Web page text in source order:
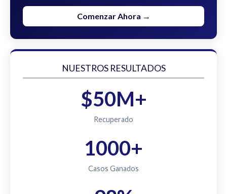
Comenzar Ahora →
NUESTROS RESULTADOS
$50M+
Recuperado
1000+
Casos Ganados